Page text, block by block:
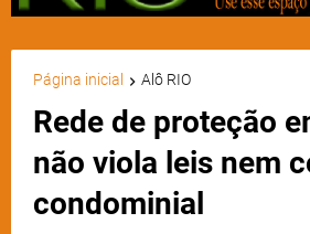
Página inicial Alô RIO
Rede de proteção
não viola leis nem
condominial